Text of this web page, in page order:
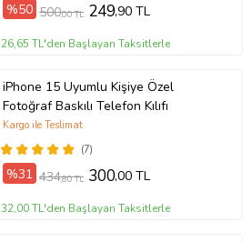
%50 500,00 TL 249,90 TL
26,65 TL'den Başlayan Taksitlerle
iPhone 15 Uyumlu Kişiye Özel
Fotoğraf Baskılı Telefon Kılıfı
(7)
Kargo ile Teslimat
%31 434,80 TL 300,00 TL
32,00 TL'den Başlayan Taksitlerle